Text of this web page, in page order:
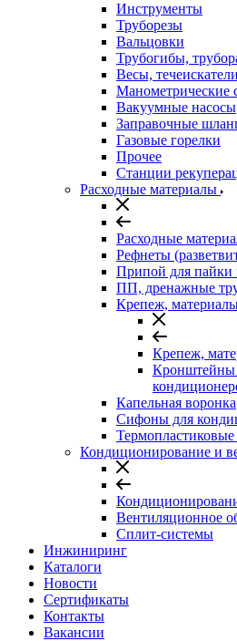
Инструменты
Труборезы
Вальцовки
Трубогибы,
Весы, течеискатели
Манометрические
Вакуумные насосы
Заправочные
Газовые горелки
Прочее
Станции
Расходные материалы
Расходные
Рефнеты
Припой для пайки
ПП, дренажные
Крепеж,
Крепеж,
Кронштейны
Капельная воронка
Сифоны для
Кондиционирование и
Вентиляционное
Сплит-системы
Инжиниринг
Каталоги
Новости
Сертификаты
Контакты
Вакансии